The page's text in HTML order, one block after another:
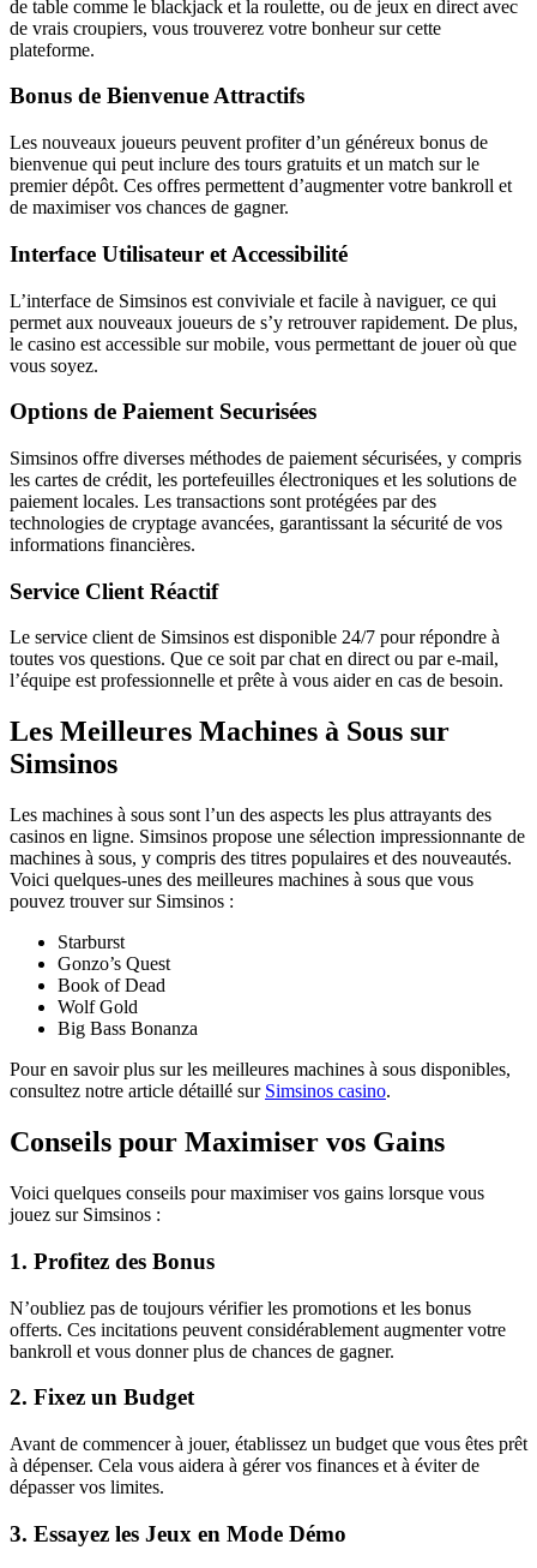
de table comme le blackjack et la roulette, ou de jeux en direct avec
de vrais croupiers, vous trouverez votre bonheur sur cette
plateforme.
Bonus de Bienvenue Attractifs
Les nouveaux joueurs peuvent profiter d’un généreux bonus de
bienvenue qui peut inclure des tours gratuits et un match sur le
premier dépôt. Ces offres permettent d’augmenter votre bankroll et
de maximiser vos chances de gagner.
Interface Utilisateur et Accessibilité
L’interface de Simsinos est conviviale et facile à naviguer, ce qui
permet aux nouveaux joueurs de s’y retrouver rapidement. De plus,
le casino est accessible sur mobile, vous permettant de jouer où que
vous soyez.
Options de Paiement Securisées
Simsinos offre diverses méthodes de paiement sécurisées, y compris
les cartes de crédit, les portefeuilles électroniques et les solutions de
paiement locales. Les transactions sont protégées par des
technologies de cryptage avancées, garantissant la sécurité de vos
informations financières.
Service Client Réactif
Le service client de Simsinos est disponible 24/7 pour répondre à
toutes vos questions. Que ce soit par chat en direct ou par e-mail,
l’équipe est professionnelle et prête à vous aider en cas de besoin.
Les Meilleures Machines à Sous sur
Simsinos
Les machines à sous sont l’un des aspects les plus attrayants des
casinos en ligne. Simsinos propose une sélection impressionnante de
machines à sous, y compris des titres populaires et des nouveautés.
Voici quelques-unes des meilleures machines à sous que vous
pouvez trouver sur Simsinos :
Starburst
Gonzo’s Quest
Book of Dead
Wolf Gold
Big Bass Bonanza
Pour en savoir plus sur les meilleures machines à sous disponibles,
consultez notre article détaillé sur Simsinos casino.
Conseils pour Maximiser vos Gains
Voici quelques conseils pour maximiser vos gains lorsque vous
jouez sur Simsinos :
1. Profitez des Bonus
N’oubliez pas de toujours vérifier les promotions et les bonus
offerts. Ces incitations peuvent considérablement augmenter votre
bankroll et vous donner plus de chances de gagner.
2. Fixez un Budget
Avant de commencer à jouer, établissez un budget que vous êtes prêt
à dépenser. Cela vous aidera à gérer vos finances et à éviter de
dépasser vos limites.
3. Essayez les Jeux en Mode Démo